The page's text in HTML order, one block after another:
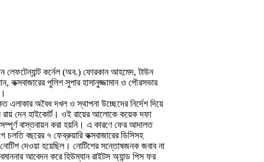
লেফটেন্যান্ট কর্নেল (অব.) ফোরকান আহমেদ, টাউন
কক্সবাজারের পুলিশ সুপার হাসানুজ্জামান ও পৌরসভার
এলাকার অবৈধ দখল ও স্থাপনা উচ্ছেদের নির্দেশ দিয়ে
দেন হাইকোর্ট। ওই রায়ের আলোকে কয়েক দফা
সম্পূর্ণ বাস্তবায়ন করা হয়নি। এ কারণে ফের আদালত
চলতি বছরের ৭ ফেব্রুয়ারি কক্সবাজারের ডিসিসহ
দেওয়া হয়েছিল। নোটিশের সন্তোষজনক জবাব না
আবেদন করে হিউম্যান রাইটস অ্যান্ড পিস ফর